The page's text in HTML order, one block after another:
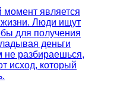
момент является
Люди ищут
для получения
деньги
не разбираешься,
исход, который